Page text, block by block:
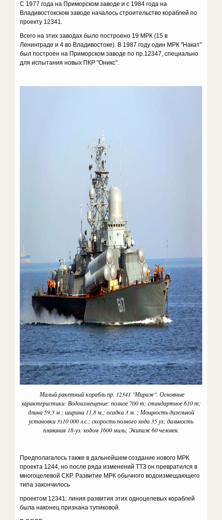
С 1977 года на Приморском заводе и с 1984 года на
Владивостокском заводе началось строительство кораблей по
проекту 12341.
Всего на этих заводах было построено 19 МРК (15 в
Ленинграде и 4 во Владивостоке). В 1987 году один МРК "Накат"
был построен на Приморском заводе по пр.12347, специально
для испытания новых ПКР "Оникс".
Малый ракетный корабль пр. 12341 "Мираж". Основные
характеристики: Водоизмещение: полное 700 т; стандартное 610 т;
длина 59,3 м ; ширина 11,8 м,; осадка 3 м. ; Мощность дизельной
установки 3x10 000 л.с.; скорость полного хода 35 уз; дальность
плавания 18-уз. ходом 1600 миль; Экипаж 60 человек.
Предполагалось также в дальнейшем создание нового МРК
проекта 1244, но после ряда изменений ТТЗ он превратился в
многоцелевой СКР. Развитие МРК обычного водоизмещающего
типа закончилось
проектом 12341: линия развития этих одноцелевых кораблей
была наконец признана тупиковой.